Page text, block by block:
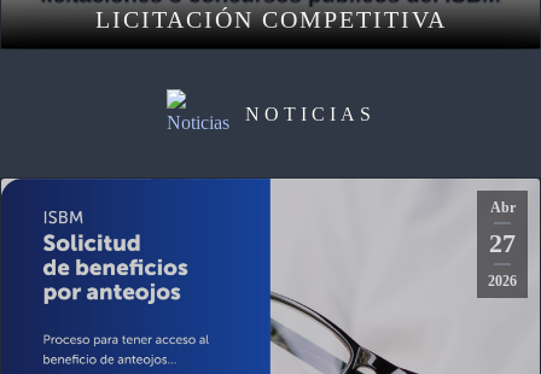
LICITACIÓN COMPETITIVA
NOTICIAS
Abr
27
2026